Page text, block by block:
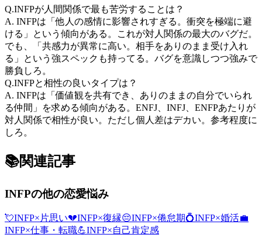
Q.INFPが人間関係で最も苦労することは？
A. INFPは「他人の感情に影響されすぎる。衝突を極端に避
ける」という傾向がある。これが対人関係の最大のバグだ。
でも、「共感力が異常に高い。相手をありのまま受け入れ
る」という強スペックも持ってる。バグを意識しつつ強みで
勝負しろ。
Q.INFPと相性の良いタイプは？
A. INFPは「価値観を共有でき、ありのままの自分でいられ
る仲間」を求める傾向がある。ENFJ、INFJ、ENFPあたりが
対人関係で相性が良い。ただし個人差はデカい。参考程度に
しろ。
📚関連記事
INFPの他の恋愛悩み
💘INFP× 片思い💔INFP×復縁😔INFP×倦怠期💍INFP×婚活💼
INFP×仕事・転職💪INFP×自己肯定感